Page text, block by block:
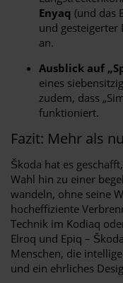
Enyaq (und das
und gesteigerter
an.
Ausblick auf
eines
zudem, dass
funktioniert.
Fazit: Mehr als
Škoda hat es
Wahl hin zu einer
wandeln, ohne seine
hocheffiziente
Technik im Kodiaq
Elroq und Epiq –
Menschen, die
und ein ehrliches